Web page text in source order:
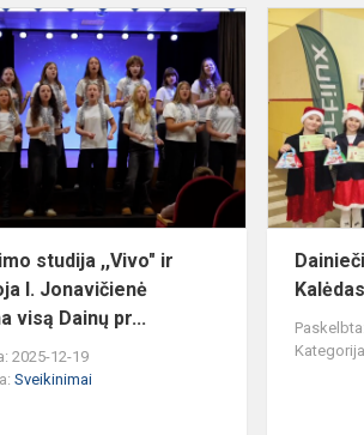
Dainavimo
studija
mokytoja
I.
Jonavičienė
sveiki...
studija ,,Vivo" ir
I. Jonavičienė
visą Dainų pr...
2025-12-19
Sveikinimai